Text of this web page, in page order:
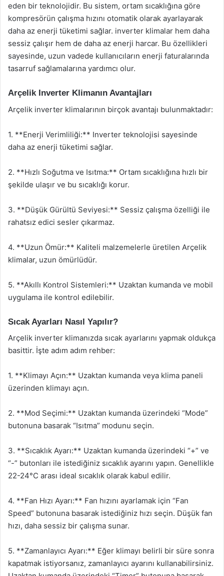
eden bir teknolojidir. Bu sistem, ortam sıcaklığına göre
kompresörün çalışma hızını otomatik olarak ayarlayarak
daha az enerji tüketimi sağlar. inverter klimalar hem daha
sessiz çalışır hem de daha az enerji harcar. Bu özellikleri
sayesinde, uzun vadede kullanıcıların enerji faturalarında
tasarruf sağlamalarına yardımcı olur.
Arçelik Inverter Klimanın Avantajları
Arçelik inverter klimalarının birçok avantajı bulunmaktadır:
1. **Enerji Verimliliği:** Inverter teknolojisi sayesinde
daha az enerji tüketimi sağlar.
2. **Hızlı Soğutma ve Isıtma:** Ortam sıcaklığına hızlı bir
şekilde ulaşır ve bu sıcaklığı korur.
3. **Düşük Gürültü Seviyesi:** Sessiz çalışma özelliği ile
rahatsız edici sesler çıkarmaz.
4. **Uzun Ömür:** Kaliteli malzemelerle üretilen Arçelik
klimalar, uzun ömürlüdür.
5. **Akıllı Kontrol Sistemleri:** Uzaktan kumanda ve mobil
uygulama ile kontrol edilebilir.
Sıcak Ayarları Nasıl Yapılır?
Arçelik inverter klimanızda sıcak ayarlarını yapmak oldukça
basittir. İşte adım adım rehber:
1. **Klimayı Açın:** Uzaktan kumanda veya klima paneli
üzerinden klimayı açın.
2. **Mod Seçimi:** Uzaktan kumanda üzerindeki “Mode”
butonuna basarak “Isıtma” modunu seçin.
3. **Sıcaklık Ayarı:** Uzaktan kumanda üzerindeki “+” ve
“-” butonları ile istediğiniz sıcaklık ayarını yapın. Genellikle
22-24°C arası ideal sıcaklık olarak kabul edilir.
4. **Fan Hızı Ayarı:** Fan hızını ayarlamak için “Fan
Speed” butonuna basarak istediğiniz hızı seçin. Düşük fan
hızı, daha sessiz bir çalışma sunar.
5. **Zamanlayıcı Ayarı:** Eğer klimayı belirli bir süre sonra
kapatmak istiyorsanız, zamanlayıcı ayarını kullanabilirsiniz.